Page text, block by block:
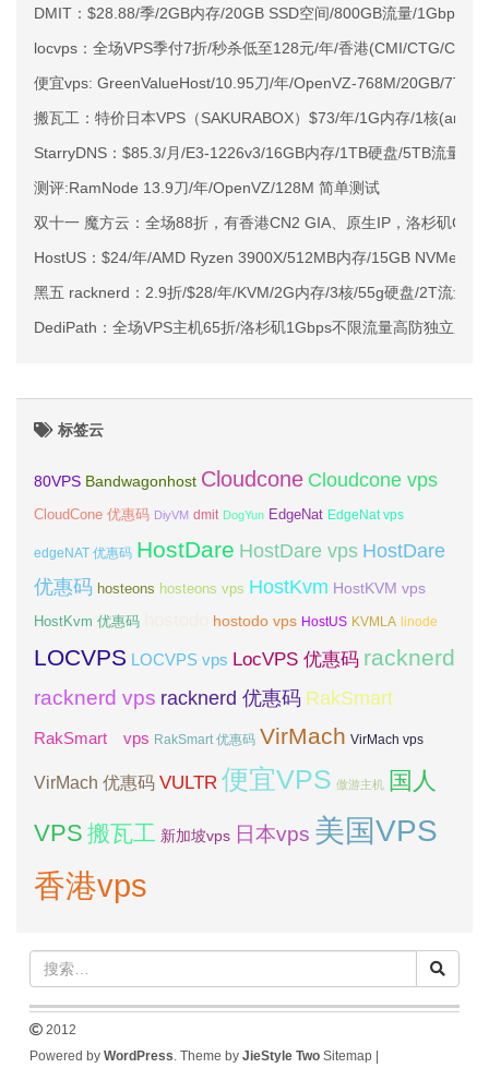
DMIT：$28.88/季/2GB内存/20GB SSD空间/800GB流量/1Gbps-
locvps：全场VPS季付7折/秒杀低至128元/年/香港(CMI/CTG/
便宜vps: GreenValueHost/10.95刀/年/OpenVZ-768M/20GB/7T/洛
搬瓦工：特价日本VPS（SAKURABOX）$73/年/1G内存/1核
StarryDNS：$85.3/月/E3-1226v3/16GB内存/1TB硬盘/5TB流量/
测评:RamNode 13.9刀/年/OpenVZ/128M 简单测试
双十一 魔方云：全场88折，有香港CN2 GIA、原生IP，洛杉矶CN2
HostUS：$24/年/AMD Ryzen 3900X/512MB内存/15GB NVMe空
黑五 racknerd：2.9折/$28/年/KVM/2G内存/3核/55g硬盘/2T流量/
DediPath：全场VPS主机65折/洛杉矶1Gbps不限流量高防独立服
标签云
80VPS Bandwagonhost Cloudcone Cloudcone vps
CloudCone 优惠码 DiyVM dmit DogYun EdgeNat EdgeNat vps
edgeNAT 优惠码 HostDare HostDare vps HostDare
优惠码 hosteons hosteons vps HostKvm HostKVM vps
HostKvm 优惠码 hostodo vps HostUS KVMLA linode
LOCVPS LOCVPS vps LocVPS 优惠码 racknerd
racknerd vps racknerd 优惠码 RakSmart
RakSmart vps RakSmart 优惠码 VirMach VirMach vps
VirMach 优惠码 VULTR 便宜VPS 傲游主机
国人
VPS 搬瓦工 新加坡vps 日本vps 美国VPS
香港vps
2012
Powered by WordPress. Theme by JieStyle Two Sitemap|